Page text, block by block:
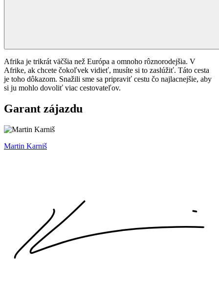
Afrika je trikrát väčšia než Európa a omnoho rôznorodejšia. V
Afrike, ak chcete čokoľvek vidieť, musíte si to zaslúžiť. Táto cesta
je toho dôkazom. Snažili sme sa pripraviť cestu čo najlacnejšie, aby
si ju mohlo dovoliť viac cestovateľov.
Garant zájazdu
Martin Karniš